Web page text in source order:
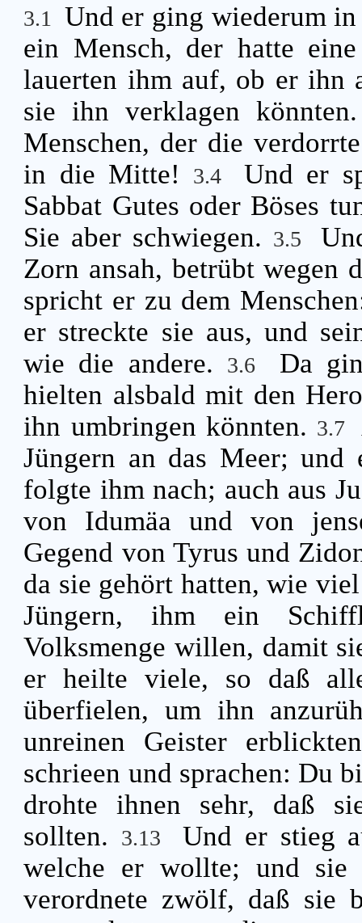
3.1 Und er ging wiederum
ein Mensch, der hatte
lauerten ihm auf, ob er ihn
sie ihn verklagen
Menschen, der die
in die Mitte!
3.4
Und er
Sabbat Gutes oder Böses
Sie aber schwiegen. 3.5
Zorn ansah, betrübt wegen
spricht er zu dem
er streckte sie aus, und
wie die andere.
3.6
Da
hielten alsbald mit den
ihn umbringen könnten. 3.7
Jüngern an das Meer; und
folgte ihm nach; auch aus
von Idumäa und von
Gegend von Tyrus und
da sie gehört hatten, wie
Jüngern, ihm ein
Volksmenge willen, damit
er heilte viele, so daß
überfielen, um ihn
unreinen Geister
schrieen und sprachen: Du
drohte ihnen sehr, daß
sollten.
3.13
Und er stieg
welche er wollte; und
verordnete zwölf, daß sie